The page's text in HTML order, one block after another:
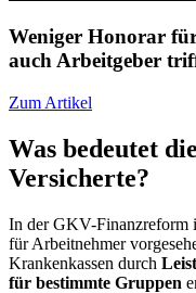
Weniger Honorar
auch Arbeitgeber
Zum Artikel
Was bedeutet
Versicherte?
In der GKV-Finanzreform
für Arbeitnehmer
Krankenkassen durch
für bestimmte Gruppen